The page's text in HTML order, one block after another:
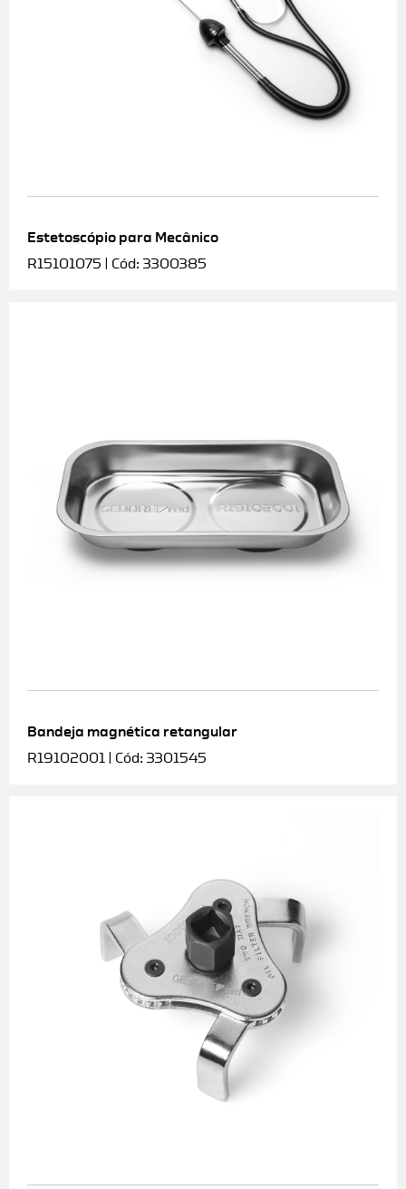
Estetoscópio para Mecânico
R15101075 | Cód: 3300385
Bandeja magnética retangular
R19102001 | Cód: 3301545